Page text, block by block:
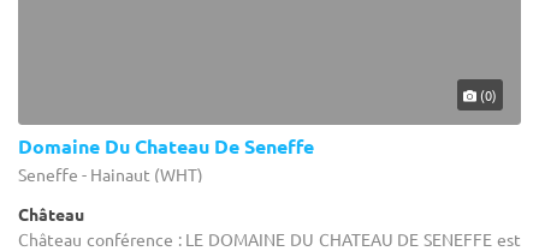
(0)
Domaine Du Chateau De Seneffe
Seneffe - Hainaut (WHT)
Château
Château conférence : LE DOMAINE DU CHATEAU DE SENEFFE est